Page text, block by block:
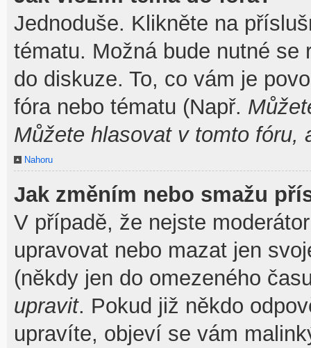
Jednoduše. Klikněte na
tématu. Možná bude nutné se
do diskuze. To, co vám je
fóra nebo tématu (Např.
Můžete hlasovat v tomto fóru,
Nahoru
Jak změním nebo smažu
V případě, že nejste
upravovat nebo mazat jen
(někdy jen do omezeného
upravit. Pokud již někdo
upravíte, objeví se vám